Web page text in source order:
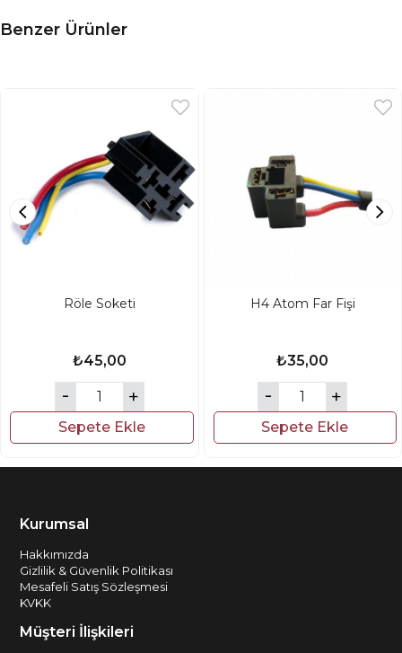
Benzer Ürünler
Röle Soketi
₺45,00
Sepete Ekle
H4 Atom Far Fişi
₺35,00
Sepete Ekle
Kurumsal
Hakkımızda
Gizlilik & Güvenlik Politikası
Mesafeli Satış Sözleşmesi
KVKK
Müşteri İlişkileri